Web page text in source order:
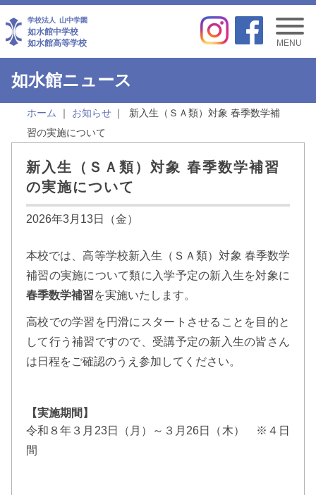
学校法人 山中学園
如水館中学校
如水館高等学校
MENU
如水館ニュース
ホーム お知らせ
新入生（ＳＡ類）対象 春季数学補
習の実施について
新入生（ＳＡ類）対象 春季数学補習
の実施について
2026年3月13日（金）
本校では、高等学校新入生（ＳＡ類）対象 春季数学
補習の実施について類に入学予定の新入生を対象に
春季数学補習を実施いたします。
高校での学習を円滑にスタートさせることを目的と
して行う補習ですので、受講予定の新入生の皆さん
は日程をご確認のうえ参加してください。
【実施期間】
令和８年３月23日（月）～３月26日（木） ※４日
間